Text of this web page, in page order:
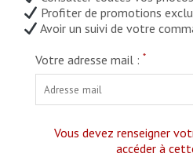
Profiter de promotions
Avoir un suivi de votre
Votre adresse mail : *
Vous devez renseigner
accéder à